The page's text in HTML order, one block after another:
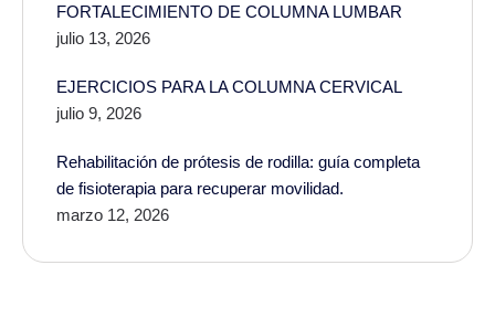
FORTALECIMIENTO DE COLUMNA LUMBAR
julio 13, 2026
EJERCICIOS PARA LA COLUMNA CERVICAL
julio 9, 2026
Rehabilitación de prótesis de rodilla: guía completa
de fisioterapia para recuperar movilidad.
marzo 12, 2026